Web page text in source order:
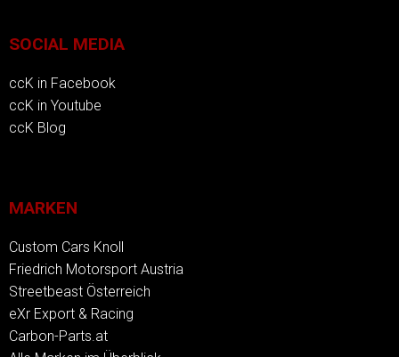
SOCIAL MEDIA
ccK in Facebook
ccK in Youtube
ccK Blog
MARKEN
Custom Cars Knoll
Friedrich Motorsport Austria
Streetbeast Österreich
eXr Export & Racing
Carbon-Parts.at